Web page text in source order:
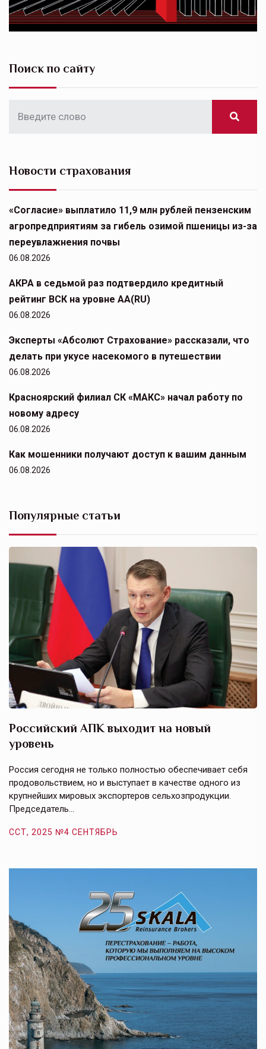
Поиск по сайту
Новости страхования
«Согласие» выплатило 11,9 млн рублей пензенским
агропредприятиям за гибель озимой пшеницы из-за
переувлажнения почвы
06.08.2026
АКРА в седьмой раз подтвердило кредитный
рейтинг ВСК на уровне АА(RU)
06.08.2026
Эксперты «Абсолют Страхование» рассказали, что
делать при укусе насекомого в путешествии
06.08.2026
Красноярский филиал СК «МАКС» начал работу по
новому адресу
06.08.2026
Как мошенники получают доступ к вашим данным
06.08.2026
Популярные статьи
Российский АПК выходит на новый
уровень
Россия сегодня не только полностью обеспечивает себя
продовольствием, но и выступает в качестве одного из
крупнейших мировых экспортеров сельхозпродукции.
Председатель…
ССТ, 2025 №4 СЕНТЯБРЬ